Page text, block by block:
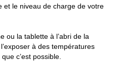
et le niveau de charge de votre
ou la tablette à l’abri de la
à des températures
c’est possible.